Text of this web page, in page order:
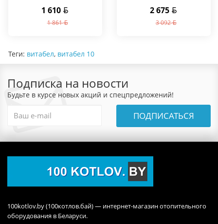
1 610
1 861
2 675
3 092
Теги: витабел, витабел 10
Подписка на новости
Будьте в курсе новых акций и спецпредложений!
ПОДПИСАТЬСЯ
100kotlov.by (100котлов.бай) — интернет-магазин отопительного
оборудования в Беларуси.